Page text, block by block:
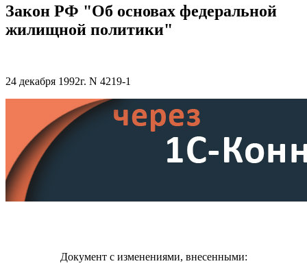
Закон РФ "Об основах федеральной
жилищной политики"
24 декабря 1992г. N 4219-1
Документ с изменениями, внесенными: